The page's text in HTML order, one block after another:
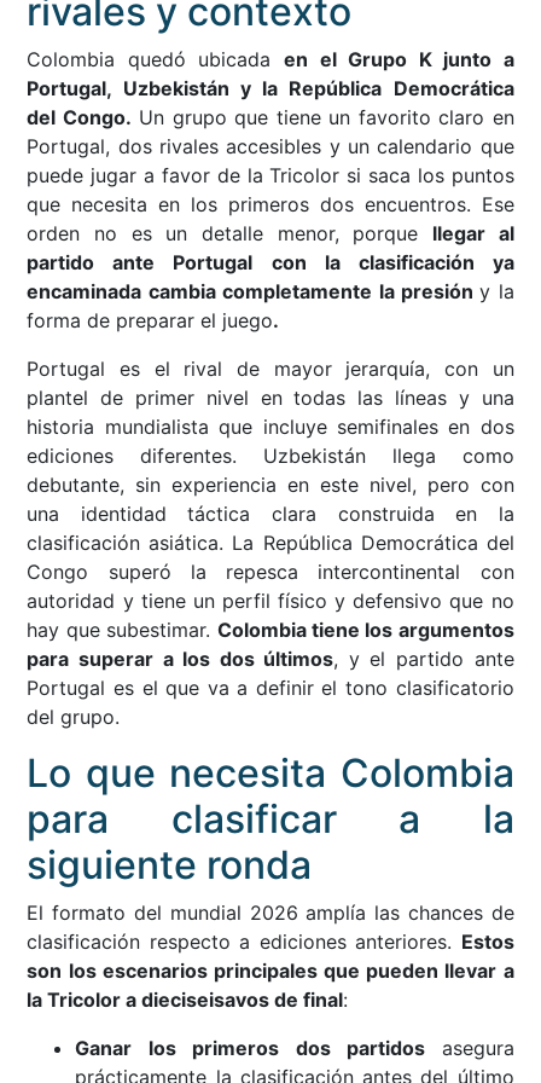
rivales y contexto
Colombia quedó ubicada en el Grupo K junto a
Portugal, Uzbekistán y la República Democrática
del Congo. Un grupo que tiene un favorito claro en
Portugal, dos rivales accesibles y un calendario que
puede jugar a favor de la Tricolor si saca los puntos
que necesita en los primeros dos encuentros. Ese
orden no es un detalle menor, porque llegar al
partido ante Portugal con la clasificación ya
encaminada cambia completamente la presióny la
forma de preparar el juego.
Portugal es el rival de mayor jerarquía, con un
plantel de primer nivel en todas las líneas y una
historia mundialista que incluye semifinales en dos
ediciones diferentes. Uzbekistán llega como
debutante, sin experiencia en este nivel, pero con
una identidad táctica clara construida en la
clasificación asiática. La República Democrática del
Congo superó la repesca intercontinental con
autoridad y tiene un perfil físico y defensivo que no
hay que subestimar. Colombia tiene los argumentos
para superar a los dos últimos, y el partido ante
Portugal es el que va a definir el tono clasificatorio
del grupo.
Lo que necesita Colombia
para clasificar a la
siguiente ronda
El formato del mundial 2026 amplía las chances de
clasificación respecto a ediciones anteriores. Estos
son los escenarios principales que pueden llevar a
la Tricolor a dieciseisavos de final:
Ganar los primeros dos partidos asegura
prácticamente la clasificación antes del último